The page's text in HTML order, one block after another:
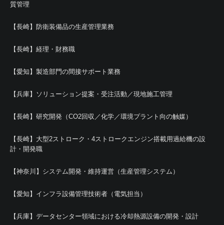
質管理
【長崎】防衛装備品の生産管理業務
【長崎】経理・財務職
【愛知】製造部門の間接サポート業務
【兵庫】ソリューション提案・受注活動／現地施工管理
【長崎】研究開発（CO2回収／化学／環境プラント向の触媒）
【長崎】大型2ストローク・4ストロークエンジン搭載用過給機の設
計・開発職
【神奈川】システム開発・維持運営（生産管理システム）
【愛知】インフラ設備管理技術者（電気担当）
【兵庫】データセンター領域における冷却熱源設備の開発・設計